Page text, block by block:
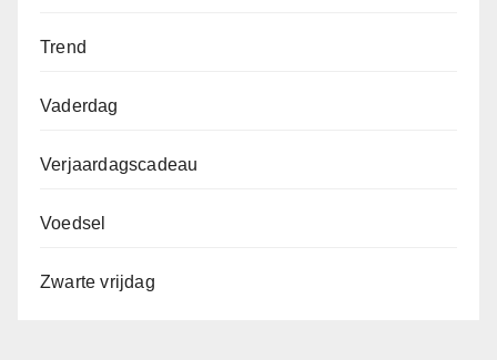
Trend
Vaderdag
Verjaardagscadeau
Voedsel
Zwarte vrijdag